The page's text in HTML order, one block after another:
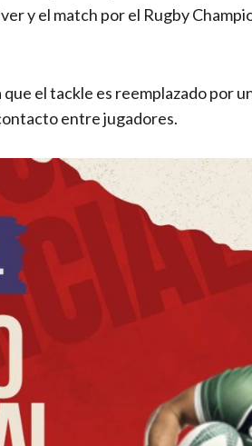
y el match por el Rugby
el tackle es reemplazado por
entre jugadores.